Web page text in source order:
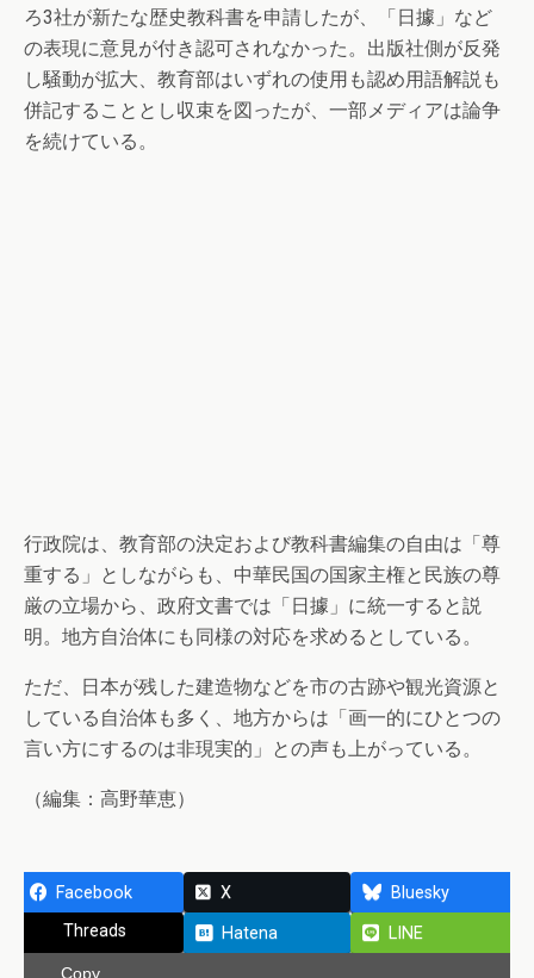
ろ3社が新たな歴史教科書を申請したが、「日據」など
の表現に意見が付き認可されなかった。出版社側が反発
し騒動が拡大、教育部はいずれの使用も認め用語解説も
併記することとし収束を図ったが、一部メディアは論争
を続けている。
行政院は、教育部の決定および教科書編集の自由は「尊
重する」としながらも、中華民国の国家主権と民族の尊
厳の立場から、政府文書では「日據」に統一すると説
明。地方自治体にも同様の対応を求めるとしている。
ただ、日本が残した建造物などを市の古跡や観光資源と
している自治体も多く、地方からは「画一的にひとつの
言い方にするのは非現実的」との声も上がっている。
（編集：高野華恵）
Facebook X
Bluesky
Threads
Hatena LINE
Copy